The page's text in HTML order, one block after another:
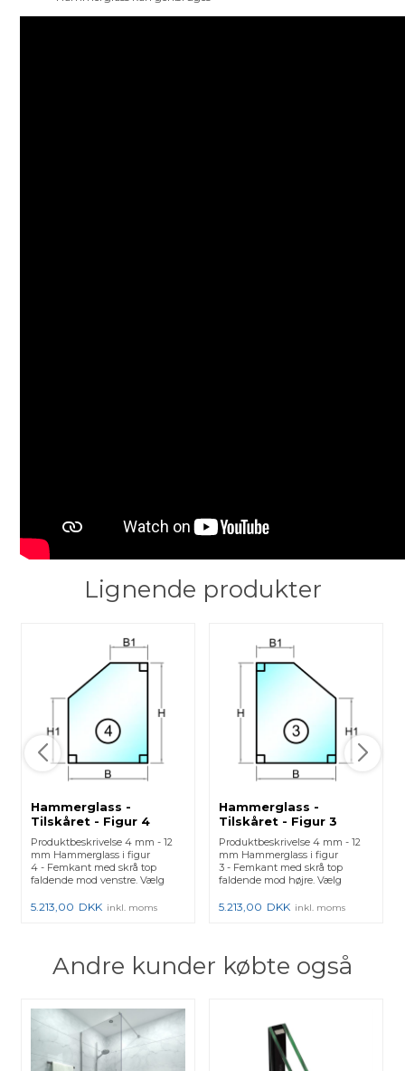
Lignende produkter
Hammerglass -
Tilskåret - Figur 4
Produktbeskrivelse 4 mm - 12
mm Hammerglass i figur
4 - Femkant med skrå top
faldende mod venstre. Vælg
5.213,00 DKK inkl. moms
Hammerglass -
Tilskåret - Figur 3
Produktbeskrivelse 4 mm - 12
mm Hammerglass i figur
3 - Femkant med skrå top
faldende mod højre. Vælg
5.213,00 DKK inkl. moms
Andre kunder købte også